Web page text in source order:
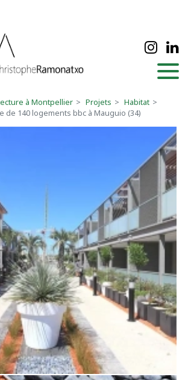
à Montpellier Projets
Habitat
de 140 logements bbc à Mauguio (34)
cookies